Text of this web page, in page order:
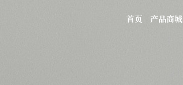
首页 产品商城